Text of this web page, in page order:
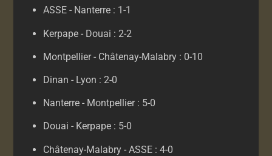
ASSE - Nanterre : 1-1
Kerpape - Douai : 2-2
Montpellier - Châtenay-Malabry : 0-10
Dinan - Lyon : 2-0
Nanterre - Montpellier : 5-0
Douai - Kerpape : 5-0
Châtenay-Malabry - ASSE : 4-0